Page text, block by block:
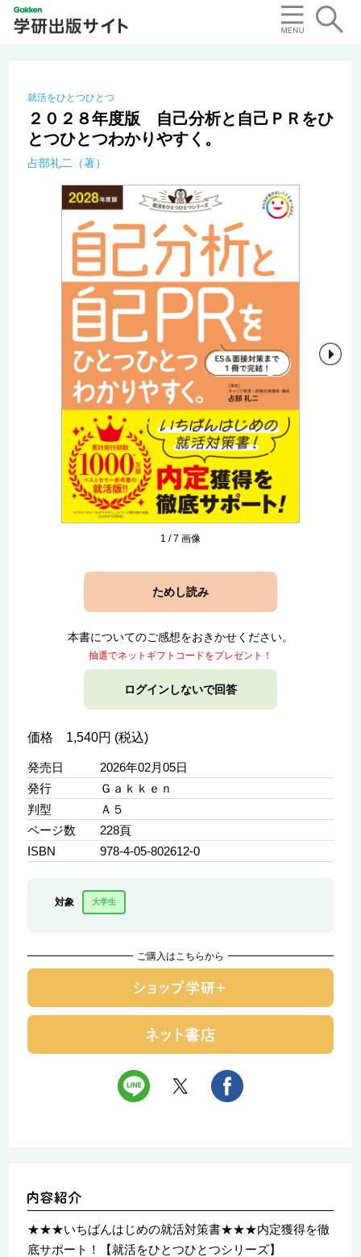
就活をひとつひとつ
２０２８年度版 自己分析と自己ＰＲをひ
とつひとつわかりやすく。
占部礼二（著）
1 /7 画像
ためし読み
本書についてのご感想をおきかせください。
抽選でネットギフトコードをプレゼント！
ログインしないで回答
価格 1,540円 (税込)
発売日
2026年02月05日
発行
Ｇａｋｋｅｎ
判型
Ａ５
ページ数
228頁
ISBN
978-4-05-802612-0
対象 大学生
ご購入はこちらから
★★★いちばんはじめの就活対策書★★★内定獲得を徹
底サポート！【就活をひとつひとつシリーズ】